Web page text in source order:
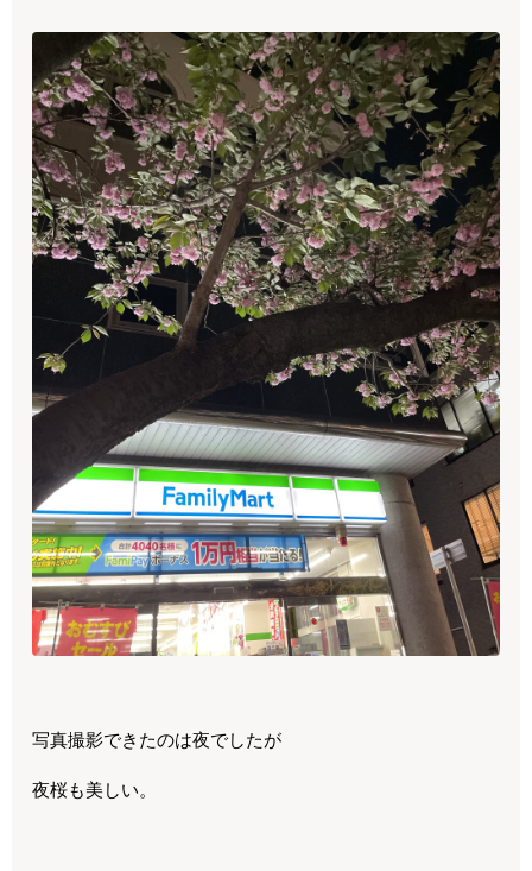
写真撮影できたのは夜でしたが
夜桜も美しい。